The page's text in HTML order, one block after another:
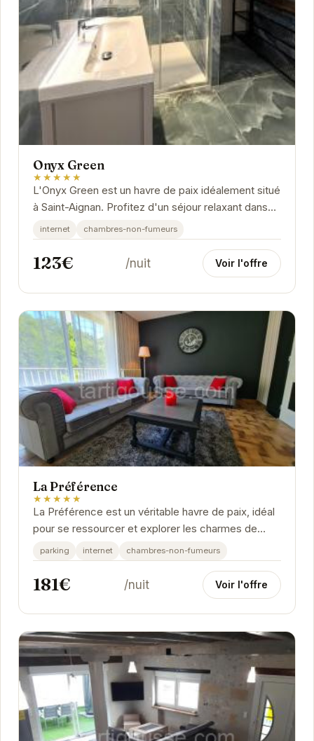
Onyx Green
★★★★★
L'Onyx Green est un havre de paix idéalement situé
à Saint-Aignan. Profitez d'un séjour relaxant dans
des chambres confortables et modernes.
internet chambres-non-fumeurs
123€ /nuit Voir l'offre
La Préférence
★★★★★
La Préférence est un véritable havre de paix, idéal
pour se ressourcer et explorer les charmes de
Saint-Aignan.
parking internet chambres-non-fumeurs
181€ /nuit Voir l'offre